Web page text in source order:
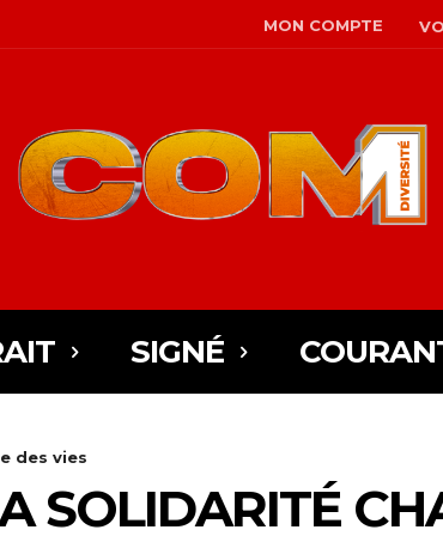
MON COMPTE
SIGNÉ
des vies
SOLIDARITÉ